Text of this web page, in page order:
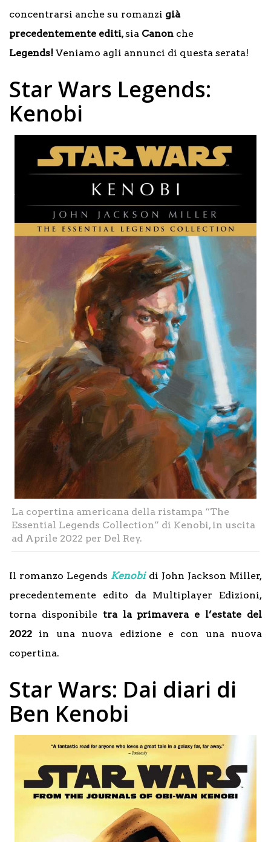
concentrarsi anche su romanzi già
precedentemente editi, sia Canon che
Legends! Veniamo agli annunci di questa serata!
Star Wars Legends:
Kenobi
La copertina americana della ristampa “The
Essential Legends Collection” di Kenobi, in uscita
ad Aprile 2022 per Del Rey.
Il romanzo Legends Kenobidi John Jackson Miller,
precedentemente edito da Multiplayer Edizioni,
torna disponibile tra la primavera e l’estate del
2022
in una nuova edizione e con una nuova
copertina.
Star Wars: Dai diari di
Ben Kenobi